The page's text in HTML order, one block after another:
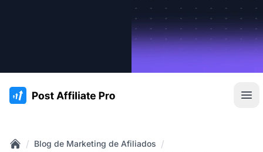
:site.title
/ Blog de Marketing de Afiliados /